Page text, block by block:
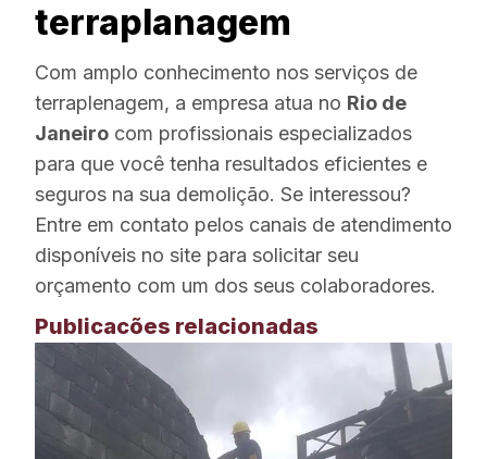
terraplanagem
Com amplo conhecimento nos serviços de
terraplenagem, a empresa atua no Rio de
Janeiro com profissionais especializados
para que você tenha resultados eficientes e
seguros na sua demolição. Se interessou?
Entre em contato pelos canais de atendimento
disponíveis no site para solicitar seu
orçamento com um dos seus colaboradores.
Publicacões relacionadas